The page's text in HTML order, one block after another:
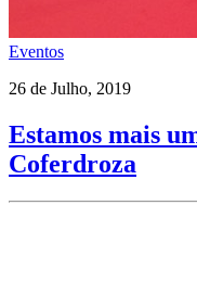
Eventos
26 de Julho, 2019
Estamos mais
Coferdroza